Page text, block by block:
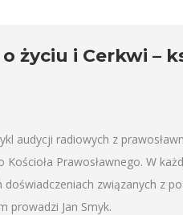
życiu i Cerkwi –
audycji radiowych z
Prawosławnego. W
związanych z
prowadzi Jan Smyk.